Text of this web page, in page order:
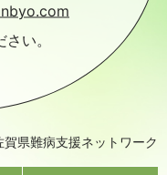
い。
県難病支援ネットワーク